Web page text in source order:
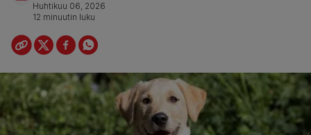
Huhtikuu 06, 2026
12 minuutin luku